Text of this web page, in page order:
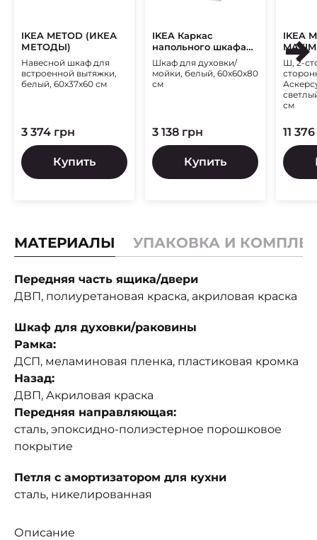
IKEA METOD (ИКЕА
МЕТОДЫ)
Навесной шкаф для
встроенной вытяжки,
белый, 60х37х60 см
3 374 грн
Купить
IKEA Каркас
напольного шкафа
METOD (ИКЕА
МЕТОДЫ)
Шкаф для духовки/
мойки, белый, 60x60x80
см
3 138 грн
Купить
IKEA
Ш, 2-
см
11
МАТЕРИАЛЫ УПАКОВКА И
Передняя часть ящика/двери
ДВП, полиуретановая краска, акриловая краска
Шкаф для духовки/раковины
Рамка:
ДСП, меламиновая пленка, пластиковая кромка
Назад:
ДВП, Акриловая краска
Передняя направляющая:
сталь, эпоксидно-полиэстерное порошковое
покрытие
Петля с амортизатором для кухни
сталь, никелированная
Описание